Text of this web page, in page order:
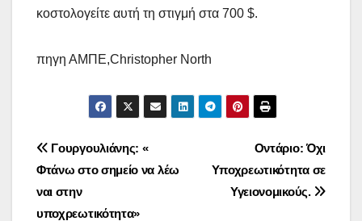
κοστολογείτε αυτή τη στιγμή στα 700 $.
πηγη ΑΜΠΕ,Christopher North
Πλοήγηση
άρθρων
Οντάριο: Όχι
Υποχρεωτικότητα σε
Υγειονομικούς.
Γουργουλιάνης: «
Φτάνω στο σημείο να λέω
ναι στην
υποχρεωτικότητα»